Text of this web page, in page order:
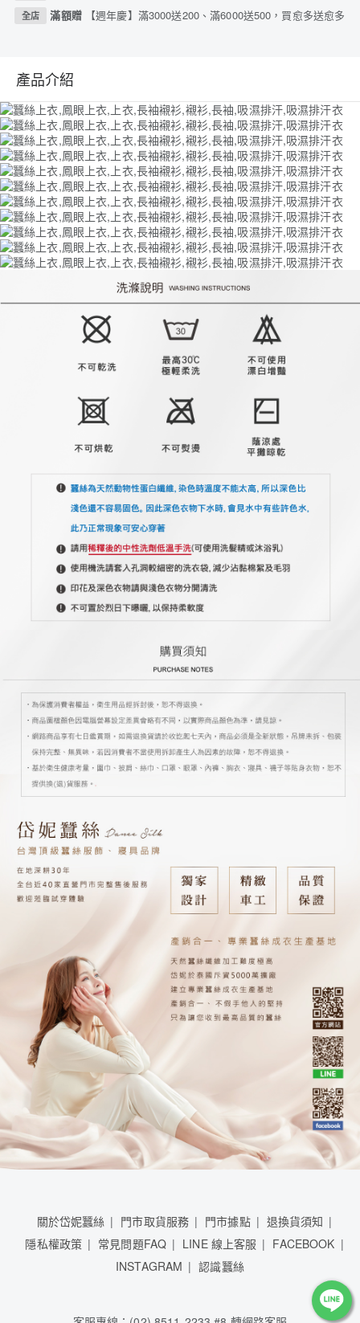
全店 滿額贈 【週年慶】滿3000送200、滿6000送500，買愈多送愈多
產品介紹
關於岱妮蠶絲 門市取貨服務 門市據點
退換貨須知
隱私權政策
常見問題FAQ LINE 線上客服
FACEBOOK
INSTAGRAM
認識蠶絲